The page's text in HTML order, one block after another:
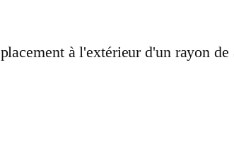
à l'extérieur d'un rayon de